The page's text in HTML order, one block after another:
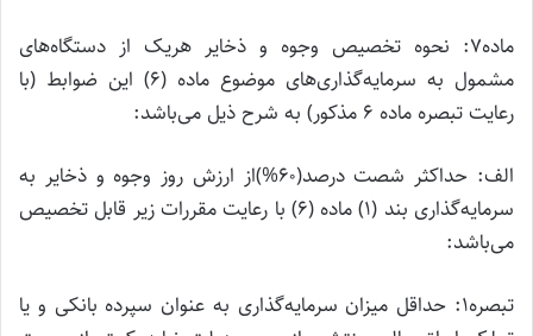
ماده۷: نحوه تخصیص وجوه و ذخایر هریک از دستگاه‌های
مشمول به سرمایه‌گذاری‌های موضوع ماده (۶) این ضوابط (با
رعایت تبصره ماده ۶ مذکور) به شرح ذیل می‌باشد:
الف: حداکثر شصت درصد(۶۰%)از ارزش روز وجوه و ذخایر به
سرمایه‌گذاری بند (۱) ماده (۶) با رعایت مقررات زیر قابل تخصیص
می‌باشد:
تبصره۱: حداقل میزان سرمایه‌گذاری به عنوان سپرده بانکی و یا